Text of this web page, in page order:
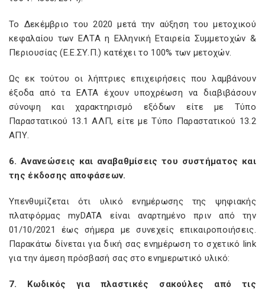
Το Δεκέμβριο του 2020 μετά την αύξηση του μετοχικού
κεφαλαίου των ΕΛΤΑ η Ελληνική Εταιρεία Συμμετοχών &
Περιουσίας (Ε.Ε.ΣΥ.Π.) κατέχει το 100% των μετοχών.
Ως εκ τούτου οι λήπτριες επιχειρήσεις που λαμβάνουν
έξοδα από τα ΕΛΤΑ έχουν υποχρέωση να διαβιβάσουν
σύνοψη και χαρακτηρισμό εξόδων είτε με Τύπο
Παραστατικού 13.1 ΑΛΠ, είτε με Τύπο Παραστατικού 13.2
ΑΠΥ.
6. Ανανεώσεις και αναβαθμίσεις του συστήματος και
της έκδοσης αποφάσεων.
Yπενθυμίζεται ότι υλικό ενημέρωσης της ψηφιακής
πλατφόρμας myDATA είναι αναρτημένο πριν από την
01/10/2021 έως σήμερα με συνεχείς επικαιροποιήσεις.
Παρακάτω δίνεται για δική σας ενημέρωση το σχετικό link
για την άμεση πρόσβασή σας στο ενημερωτικό υλικό:
7. Κωδικός για πλαστικές σακούλες από τις